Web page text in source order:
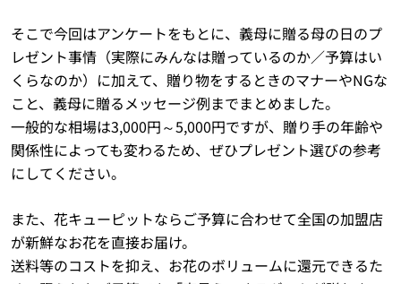
そこで今回はアンケートをもとに、義母に贈る母の日のプ
レゼント事情（実際にみんなは贈っているのか／予算はい
くらなのか）に加えて、贈り物をするときのマナーやNGな
こと、義母に贈るメッセージ例までまとめました。
一般的な相場は3,000円～5,000円ですが、贈り手の年齢や
関係性によっても変わるため、ぜひプレゼント選びの参考
にしてください。
また、花キューピットならご予算に合わせて全国の加盟店
が新鮮なお花を直接お届け。
送料等のコストを抑え、お花のボリュームに還元できるた